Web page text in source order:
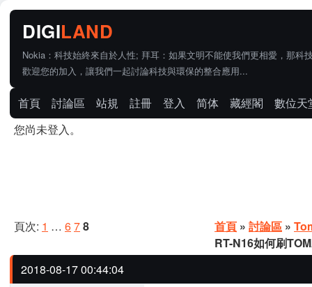
Nokia：科技始終來自於人性; 拜耳：如果文明不能使我們更相愛，那科
歡迎您的加入，讓我們一起討論科技與環保的整合應用...
首頁 討論區 站規 註冊 登入 简体 藏經閣
數位天
您尚未登入。
頁次: 1 … 678 首頁 » 討論區 »
RT-N16如何刷
2018-08-17 00:44:04